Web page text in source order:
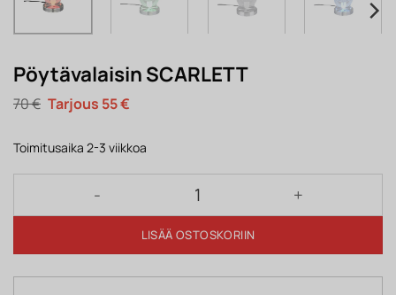
Pöytävalaisin SCARLETT
70€ Alkuperäinen
hinta
70 €.
55€Nykyinen
55 €.
Toimitusaika 2-3 viikkoa
Pöytävalaisin SCARLETT määrä
LISÄÄ OSTOSKORIIN